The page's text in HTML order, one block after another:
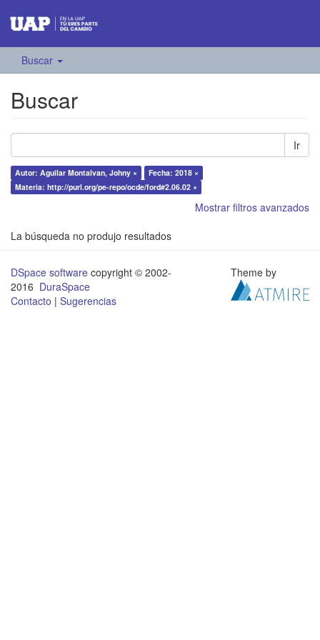
Buscar
Buscar
Ir
Autor: Aguilar Montalvan, Johny ×
Fecha: 2018 ×
Materia: http://purl.org/pe-repo/ocde/ford#2.06.02 ×
Mostrar filtros avanzados
La búsqueda no produjo resultados
DSpace software copyright © 2002-
2016 DuraSpace
Contacto | Sugerencias
Theme by